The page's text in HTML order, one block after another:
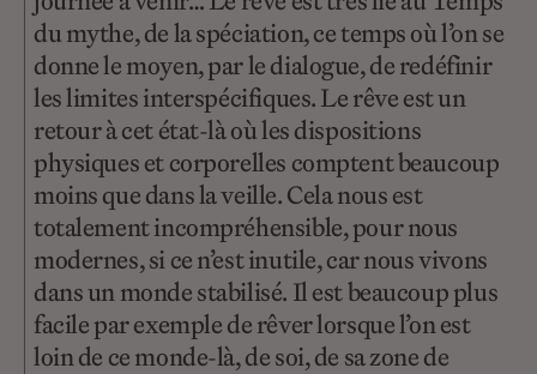
du mythe, de la spéciation, ce temps où l’on se
donne le moyen, par le dialogue, de redéfinir
les limites interspécifiques. Le rêve est un
retour à cet état-là où les dispositions
physiques et corporelles comptent beaucoup
moins que dans la veille. Cela nous est
totalement incompréhensible, pour nous
modernes, si ce n’est inutile, car nous vivons
dans un monde stabilisé. Il est beaucoup plus
facile par exemple de rêver lorsque l’on est
loin de ce monde-là, de soi, de sa zone de